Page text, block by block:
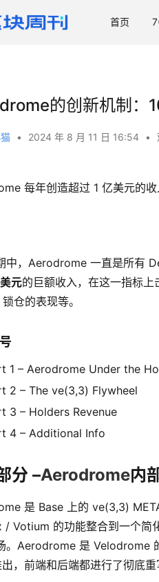
首页
的创新机制：
• 2024 年 8 月 11 日 16:54 •
每年创造超过 1 亿美元的收
中，Aerodrome 一直是所有
元的巨额收入，在这一指标
仓的表现等。
1 – Aerodrome Under the
2 – The ve(3,3) Flywheel
3 – Holders Revenue
4 – Additional Info
分 –Aerodrome内
是 Base 上的 ve(3,3)
/ Votium 的功能整合到一个简
。Aerodrome 是 Velodrome
，前端和后端都进行了彻底重